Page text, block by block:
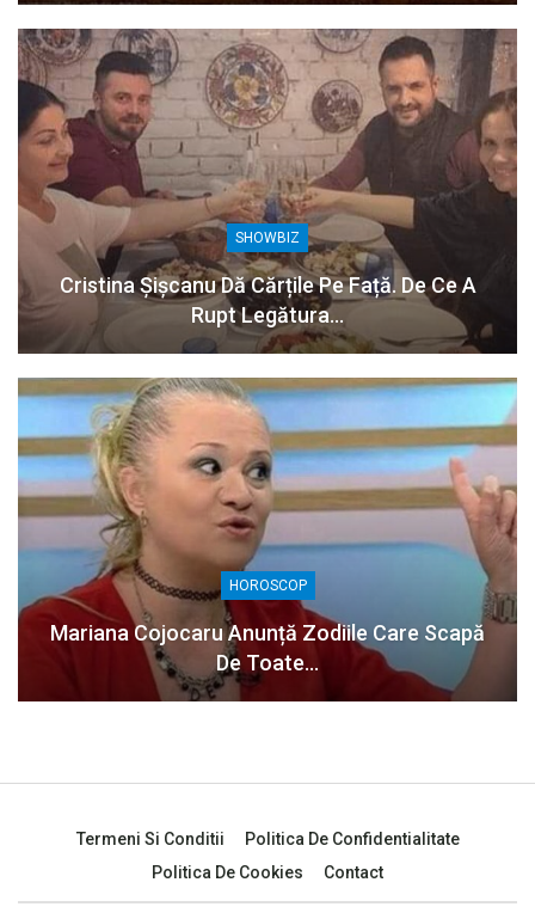
SHOWBIZ
Cristina Șișcanu Dă Cărțile Pe Față. De Ce A
Rupt Legătura…
HOROSCOP
Mariana Cojocaru Anunță Zodiile Care Scapă
De Toate…
Termeni Si Conditii
Politica De Confidentialitate
Politica De Cookies
Contact